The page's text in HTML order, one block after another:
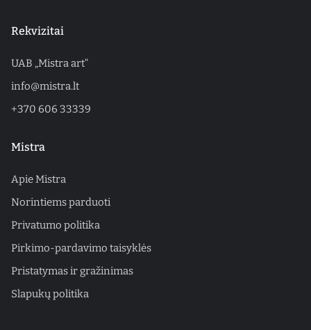
Rekvizitai
UAB „Mistra art“
info@mistra.lt
+370 606 33339
Mistra
Apie Mistra
Norintiems parduoti
Privatumo politika
Pirkimo-pardavimo taisyklės
Pristatymas ir gražinimas
Slapukų politika